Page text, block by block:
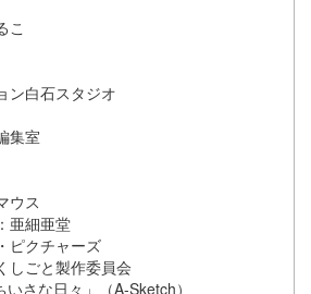
こ
ン白石スタジオ
集室
ウス
亜細亜堂
ピクチャーズ
しごと製作委員会
さな日々」（A-Sketch）